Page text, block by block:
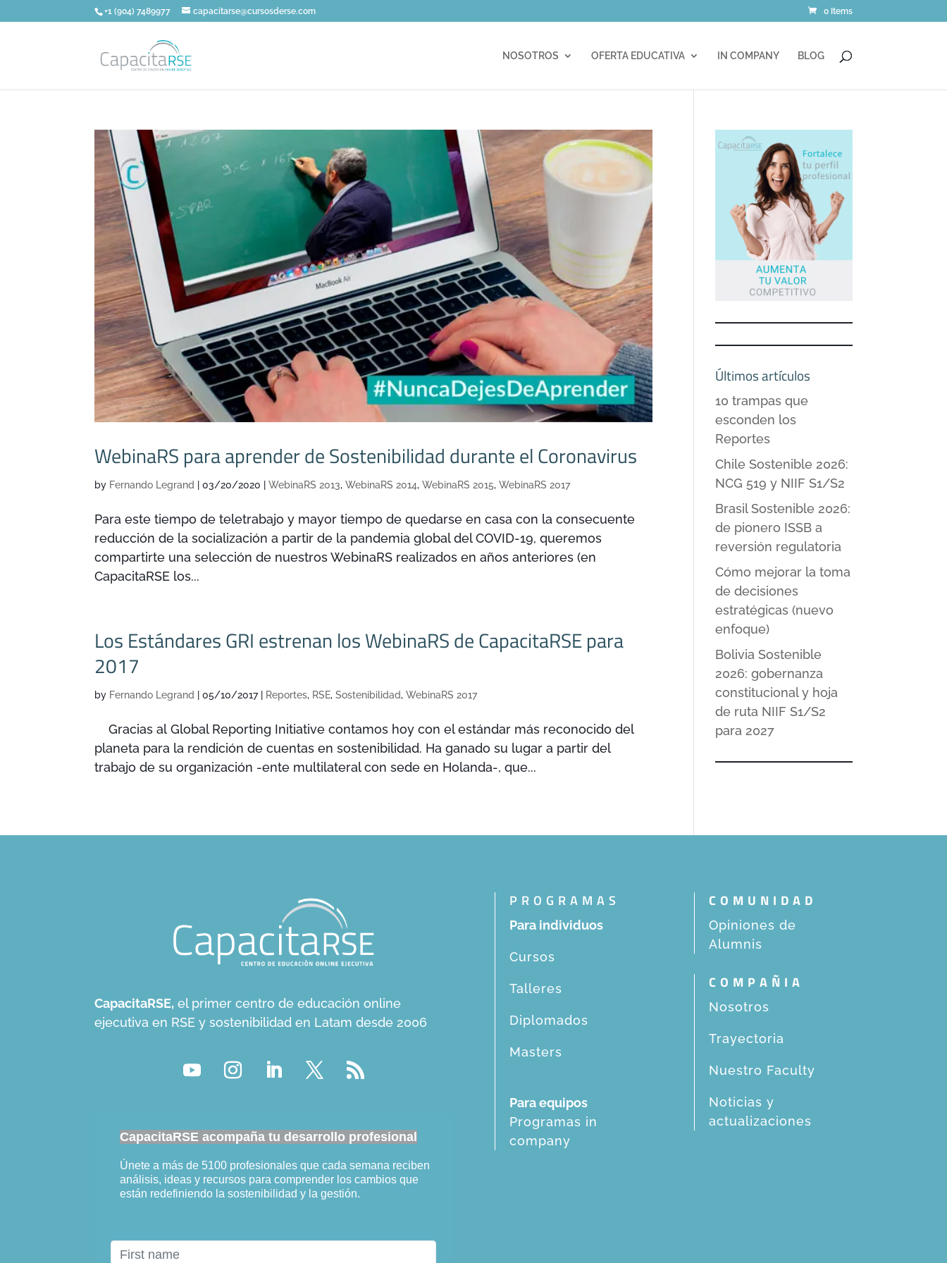
+1 (904) 7489977 capacitarse@cursosderse.com 0 Items
NOSOTROS OFERTA EDUCATIVA IN COMPANY BLOG
WebinaRS para aprender de Sostenibilidad durante el Coronavirus
by Fernando Legrand |03/20/2020 |WebinaRS 2013,WebinaRS 2014,WebinaRS 2015,WebinaRS 2017
Para este tiempo de teletrabajo y mayor tiempo de quedarse en casa con la consecuente
reducción de la socialización a partir de la pandemia global del COVID-19, queremos
compartirte una selección de nuestros WebinaRS realizados en años anteriores (en
CapacitaRSE los...
Los Estándares GRI estrenan los WebinaRS de CapacitaRSE para
2017
by Fernando Legrand |05/10/2017| Reportes, RSE,Sostenibilidad,WebinaRS 2017
Gracias al Global Reporting Initiative contamos hoy con el estándar más reconocido del
planeta para la rendición de cuentas en sostenibilidad. Ha ganado su lugar a partir del
trabajo de su organización -ente multilateral con sede en Holanda-, que...
Últimos artículos
10 trampas que
esconden los
Reportes
Chile Sostenible 2026:
NCG 519 y NIIF S1/S2
Brasil Sostenible 2026:
de pionero ISSB a
reversión regulatoria
Cómo mejorar la toma
de decisiones
estratégicas (nuevo
enfoque)
Bolivia Sostenible
2026: gobernanza
constitucional y hoja
de ruta NIIF S1/S2
para 2027
CapacitaRSE, el primer centro de educación online
ejecutiva en RSE y sostenibilidad en Latam desde 2006
CapacitaRSE acompaña tu desarrollo profesional
Únete a más de 5100 profesionales que cada semana reciben
análisis, ideas y recursos para comprender los cambios que
están redefiniendo la sostenibilidad y la gestión.
PROGRAMAS
Para individuos
Cursos
Talleres
Diplomados
Masters
Para equipos
Programas in
company
COMUNIDAD
Opiniones de
Alumnis
COMPAÑIA
Nosotros
Trayectoria
Nuestro Faculty
Noticias y
actualizaciones